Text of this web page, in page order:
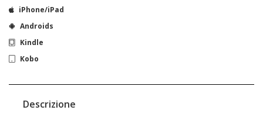
iPhone/iPad
Androids
Kindle
Kobo
Descrizione